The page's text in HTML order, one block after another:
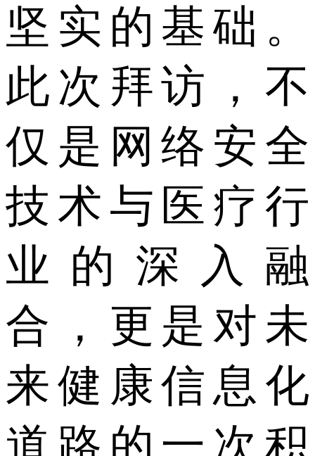
坚实的基础。
此次拜访，不
仅是网络安全
技术与医疗行
业的深入融
合，更是对未
来健康信息化
道路的一次积